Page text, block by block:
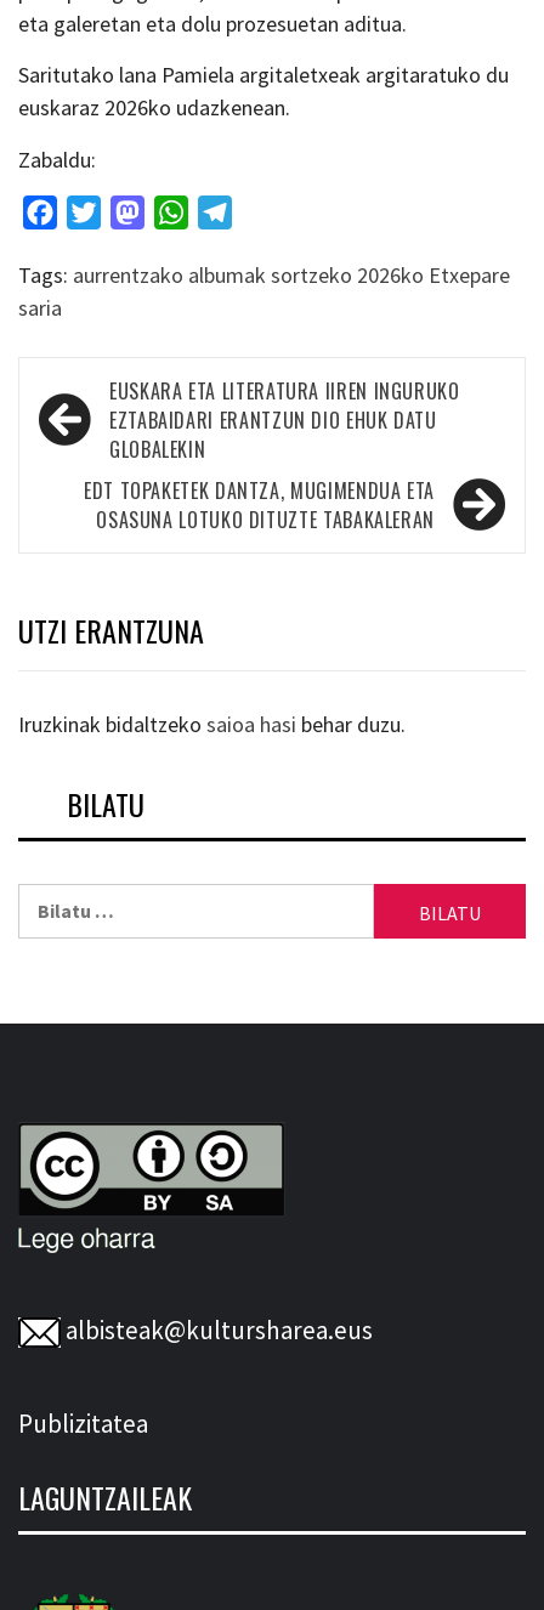
eta galeretan eta dolu prozesuetan aditua.
Saritutako lana Pamiela argitaletxeak argitaratuko du
euskaraz 2026ko udazkenean.
Zabaldu:
FacebookTwitterMastodonWhatsApp
Tags: aurrentzako albumak sortzeko 2026ko Etxepare
saria
Bidalketetan
zehar
nabigatu
EUSKARA ETA LITERATURA IIREN INGURUKO
EZTABAIDARI ERANTZUN DIO EHUK DATU
GLOBALEKIN
EDT TOPAKETEK DANTZA, MUGIMENDUA ETA
OSASUNA LOTUKO DITUZTE TABAKALERAN
UTZI ERANTZUNA
Iruzkinak bidaltzeko saioa hasi behar duzu.
BILATU
albisteak@kultursharea.eus
Publizitatea
LAGUNTZAILEAK